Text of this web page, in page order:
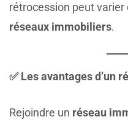
rétrocession peut varier
réseaux immobiliers.
✅ Les avantages d’un
Rejoindre un réseau